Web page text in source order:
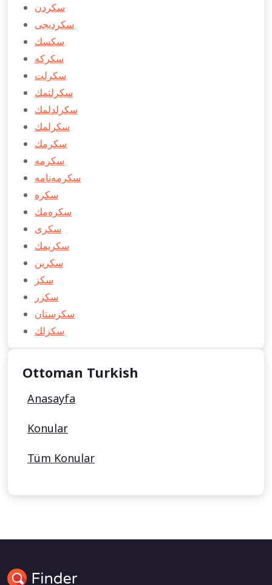
سكردن
سكردیجی
سكسك
سكركه
سكرلت
سكرلتمك
سكرلدلمك
سكرلمك
سكرمك
سكرمه
سكرمه‌نامه
سكره
سكره‌مك
سكری
سكريمك
سكرین
سكز
سكزر
سكزستان
سكزلك
Ottoman Turkish
Anasayfa
Konular
Tüm Konular